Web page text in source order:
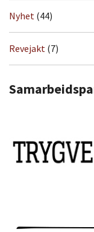
Nyhet (44)
Revejakt (7)